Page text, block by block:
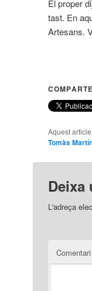
El proper
tast. En
Artesans.
Aquest
Tomàs
Deixa
L'adreça
Comentari